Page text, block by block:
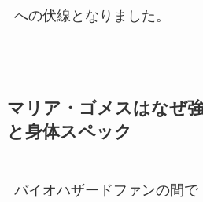
への伏線となりました。
マリア・ゴメスはなぜ
と身体スペック
バイオハザードファンの間で